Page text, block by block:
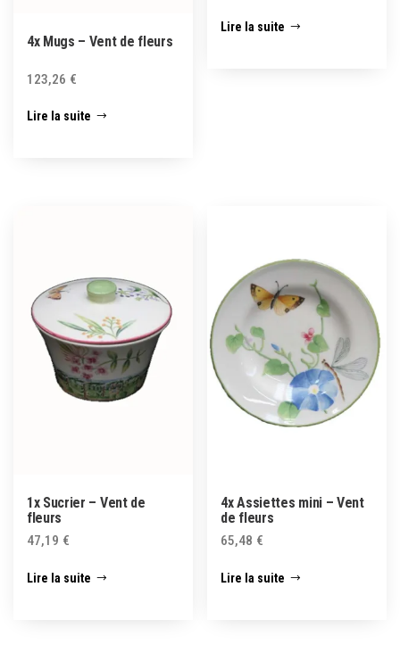
4x Mugs – Vent de fleurs
123,26 €
Lire la suite
Lire la suite
1x Sucrier – Vent de
fleurs
47,19 €
Lire la suite
4x Assiettes mini – Vent
de fleurs
65,48 €
Lire la suite